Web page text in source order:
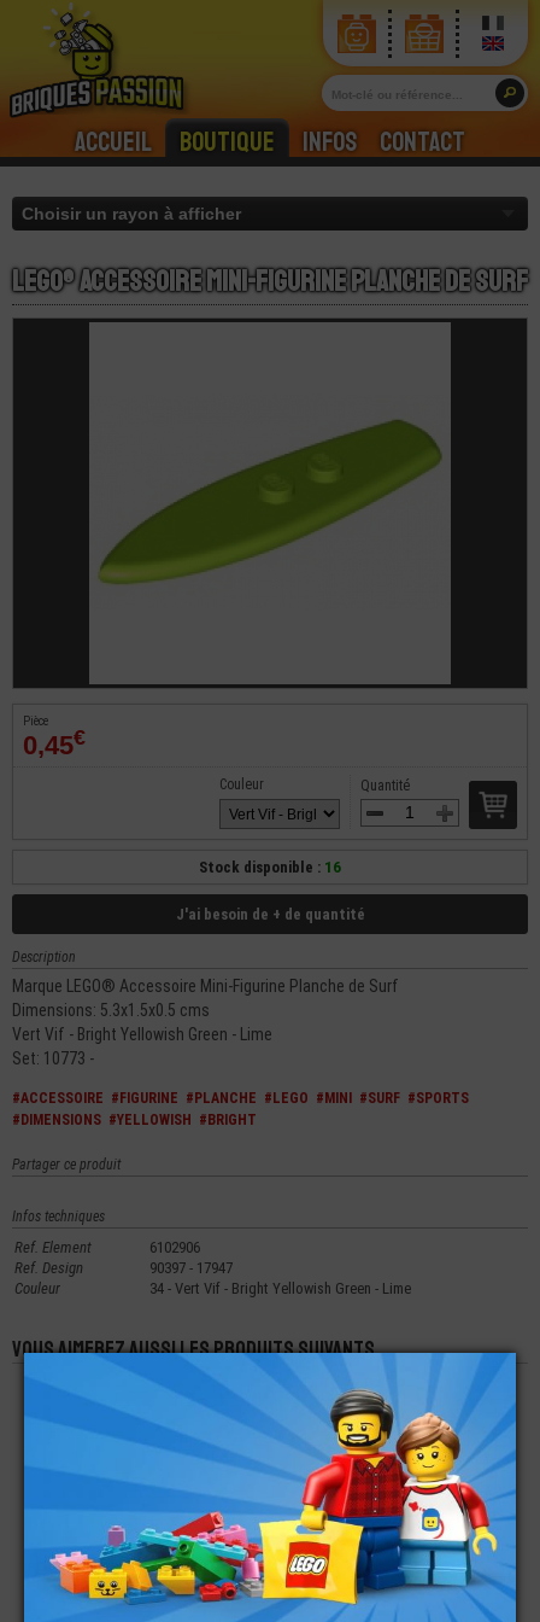
Accueil Boutique Infos Contact
LEGO® Accessoire Mini-Figurine Planche de Surf
Pièce
0,45€
Quantité
Couleur
Stock disponible : 16
J'ai besoin de + de quantité
Description
Marque LEGO® Accessoire Mini-Figurine Planche de Surf
Dimensions: 5.3x1.5x0.5 cms
Vert Vif - Bright Yellowish Green - Lime
Set: 10773 -
#ACCESSOIRE #FIGURINE #PLANCHE #LEGO #MINI #SURF #SPORTS
#DIMENSIONS #YELLOWISH #BRIGHT
Partager ce produit
Infos techniques
Ref. Element
6102906
Ref. Design
90397 - 17947
Couleur
34 - Vert Vif - Bright Yellowish Green - Lime
Vous aimerez aussi les produits suivants
LEGO® ACCESSOIRE
VÉHICULE PASSAGE
DE ROUE 2X4X1X1/3
0,29€
LEGO® MINI-
FIGURINE TÊTE
FEMME MONICA
RAMBEAU (2X)
2,49€
LEGO® MINI-
FIGURINE QUEER EYE
JONATHAN VAN NESS
6,90
LEGO® MINI-
LEGO® MINI-
LEGO® ACCESSOIRE